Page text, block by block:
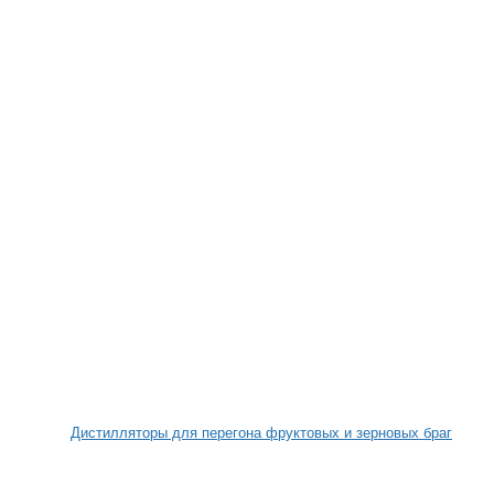
Дистилляторы для перегона фруктовых и зерновых браг